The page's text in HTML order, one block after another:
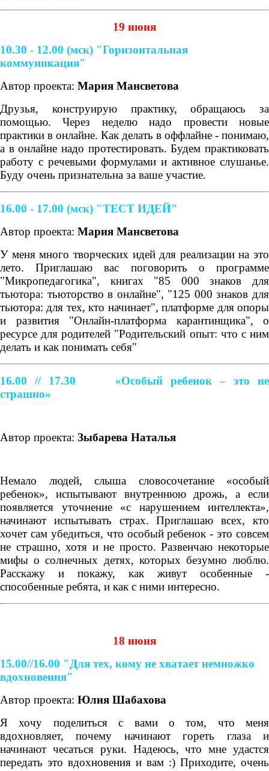
19 июня
10.30 - 12.00 (мск) "Горизонтальная
коммуникация"
Автор проекта: Мария Мансветова
Друзья, конструирую практику, обращаюсь за
помощью. Через неделю надо провести новые
практики в онлайне. Как делать в оффлайне - понимаю,
а в онлайне надо протестировать. Будем практиковать
работу с речевыми формулами и активное слушанье.
Буду очень признательна за ваше участие.
16.00 - 17.00 (мск) "ТЕСТ ИДЕЙ"
Автор проекта: Мария Мансветова
У меня много творческих идей для реализации на это
лето. Приглашаю вас поговорить о программе
"Микропедагогика", книгах "85 000 знаков для
тьютора: тьюторство в онлайне", "125 000 знаков для
тьютора: для тех, кто начинает", платформе для опоры
и развития "Онлайн-платформа карантинщика", о
ресурсе для родителей "Родительский опыт: что с ним
делать и как понимать себя"
16.00 // 17.30
«Особый ребенок – это не
страшно»
Автор проекта: Зыбарева Наталья
Немало людей, слыша словосочетание «особый
ребенок», испытывают внутреннюю дрожь, а если
появляется уточнение «с нарушением интеллекта»,
начинают испытывать страх. Приглашаю всех, кто
хочет сам убедиться, что особый ребенок - это совсем
не страшно, хотя и не просто. Развенчаю некоторые
мифы о солнечных детях, которых безумно люблю.
Расскажу и покажу, как живут особенные -
способенные ребята, и как с ними интересно.
18 июня
15.00//16.00 "Для тех, кому не хватает немножко
вдохновения"
Автор проекта: Юлия Шабахова
Я хочу поделиться с вами о том, что меня
вдохновляет, почему начинают гореть глаза и
начинают чесаться руки. Надеюсь, что мне удастся
передать это вдохновения и вам :) Приходите, очень